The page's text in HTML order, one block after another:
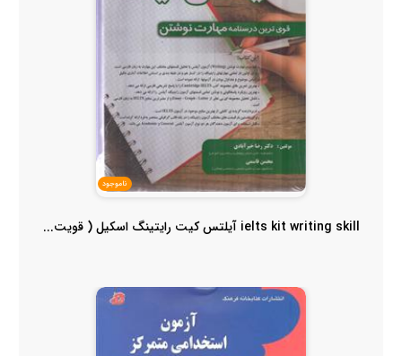
ناموجود
ielts kit writing skill آیلتس کیت رایتینگ اسکیل ( قویت...